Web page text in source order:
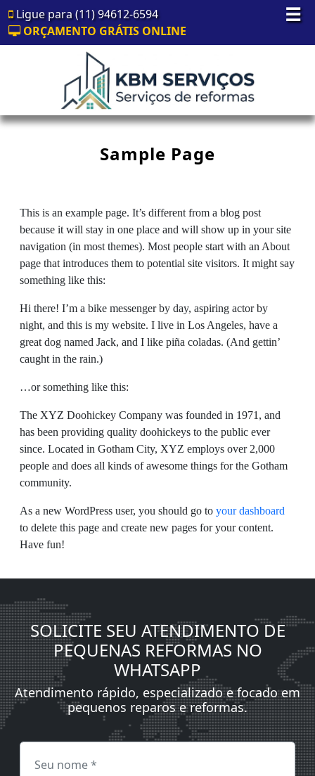
☰
Ligue para (11) 94612-6594
ORÇAMENTO GRÁTIS ONLINE
Sample Page
This is an example page. It’s different from a blog post
because it will stay in one place and will show up in your site
navigation (in most themes). Most people start with an About
page that introduces them to potential site visitors. It might say
something like this:
Hi there! I’m a bike messenger by day, aspiring actor by
night, and this is my website. I live in Los Angeles, have a
great dog named Jack, and I like piña coladas. (And gettin’
caught in the rain.)
…or something like this:
The XYZ Doohickey Company was founded in 1971, and
has been providing quality doohickeys to the public ever
since. Located in Gotham City, XYZ employs over 2,000
people and does all kinds of awesome things for the Gotham
community.
As a new WordPress user, you should go to your dashboard
to delete this page and create new pages for your content.
Have fun!
SOLICITE SEU ATENDIMENTO DE
PEQUENAS REFORMAS NO
WHATSAPP
Atendimento rápido, especializado e focado em
pequenos reparos e reformas.